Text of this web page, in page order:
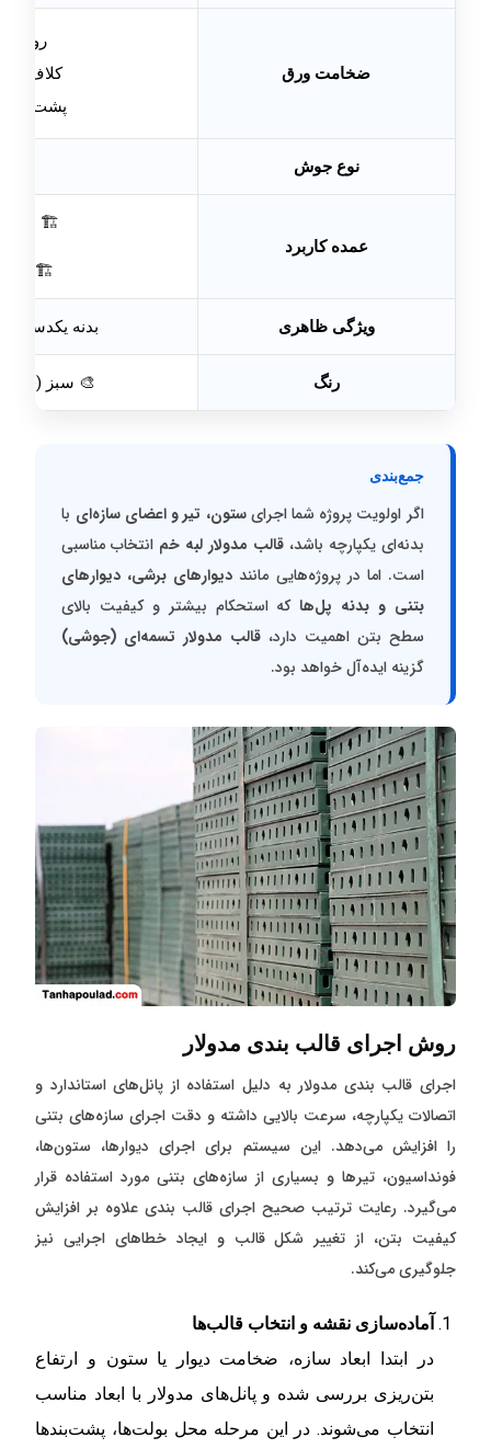
ضخامت ورق
رویه:
کلاف
نوع جوش
عمده کاربرد
🏗
🏗
ویژگی ظاهری بدنه یکدست،
رنگ 🎨 سبز
جمع‌بندی
اگر اولویت پروژه شما اجرایستون، تیر و اعضای سازه‌ای با
بدنه‌ای یکپارچه باشد،قالب مدولار لبه خم انتخاب مناسبی
است. اما در پروژه‌هایی مانند دیوارهای برشی، دیوارهای
بتنی و بدنه پل‌ها که استحکام بیشتر و کیفیت بالای
سطح بتن اهمیت دارد، قالب مدولار تسمه‌ای (جوشی)
گزینه ایده‌آل خواهد بود.
روش اجرای قالب بندی مدولار
اجرای قالب بندی مدولار به دلیل استفاده از پانل‌های استاندارد و
اتصالات یکپارچه، سرعت بالایی داشته و دقت اجرای سازه‌های بتنی
را افزایش می‌دهد. این سیستم برای اجرای دیوارها، ستون‌ها،
فونداسیون، تیرها و بسیاری از سازه‌های بتنی مورد استفاده قرار
می‌گیرد. رعایت ترتیب صحیح اجرای قالب بندی علاوه بر افزایش
کیفیت بتن، از تغییر شکل قالب و ایجاد خطاهای اجرایی نیز
جلوگیری می‌کند.
آماده‌سازی نقشه و انتخاب قالب‌ها
در ابتدا ابعاد سازه، ضخامت دیوار یا ستون و ارتفاع
بتن‌ریزی بررسی شده و پانل‌های مدولار با ابعاد مناسب
انتخاب می‌شوند. در این مرحله محل بولت‌ها، پشت‌بندها